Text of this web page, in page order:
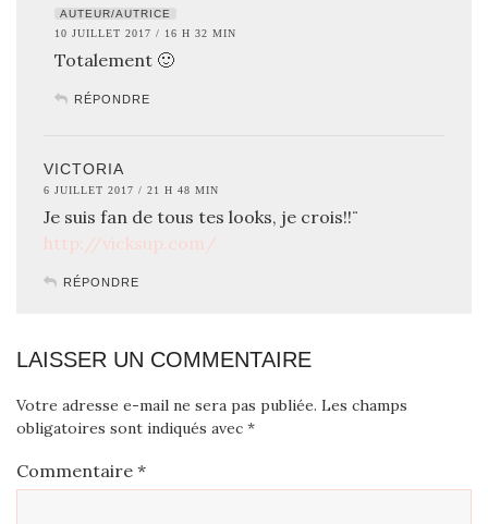
AUTEUR/AUTRICE
10 JUILLET 2017 / 16 H 32 MIN
Totalement 🙂
RÉPONDRE
VICTORIA
6 JUILLET 2017 / 21 H 48 MIN
Je suis fan de tous tes looks, je crois!!¨
http://vicksup.com/
RÉPONDRE
LAISSER UN COMMENTAIRE
Votre adresse e-mail ne sera pas publiée. Les champs
obligatoires sont indiqués avec *
Commentaire *